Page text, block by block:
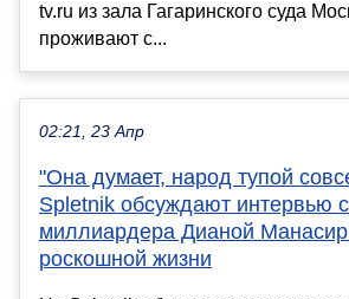
tv.ru из зала Гагаринского суда
проживают с...
02:21, 23 Апр
"Она думает, народ тупой
Spletnik обсуждают интервью
миллиардера Дианой
роскошной жизни